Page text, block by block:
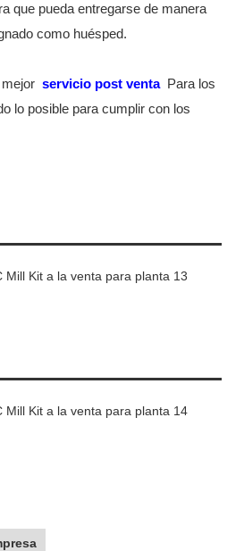
que pueda entregarse de manera
como huésped.
servicio post venta Para los
lo posible para cumplir con los